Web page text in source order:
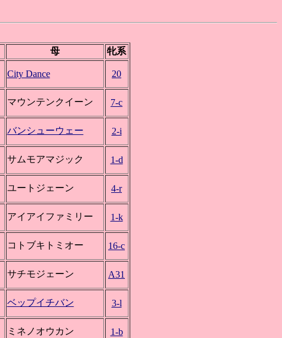
母 牝系
City Dance 20
マウンテンクイーン 7-c
バンシューウェー 2-i
サムモアマジック 1-d
ユートジェーン 4-r
アイアイファミリー 1-k
コトブキトミオー 16-c
サチモジェーン A31
ベップイチバン 3-l
ミネノオウカン 1-b